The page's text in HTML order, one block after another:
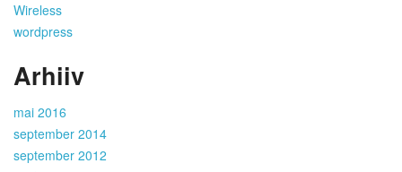
Wireless
wordpress
Arhiiv
mai 2016
september 2014
september 2012